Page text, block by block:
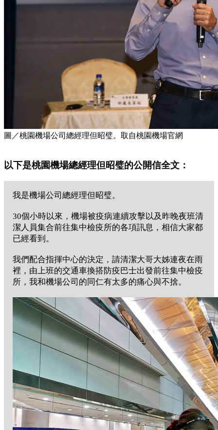
圖／桃園機場公司總經理但昭璧。取自桃園機場官網
以下是桃園機場總經理但昭璧的公開信全文：
我是機場公司總經理但昭璧。
30個小時以來，機場被疫病連續攻擊以及昨晚夜班清
潔人員集合前往集中檢疫所的各項訊息，相信大家都
已經看到。
我們配合指揮中心的決定，請清潔大哥大姊連夜在雨
裡，由上班的交通車換搭防疫巴士出發前往集中檢疫
所，我和機場公司的同仁有太多的痛心與不捨。